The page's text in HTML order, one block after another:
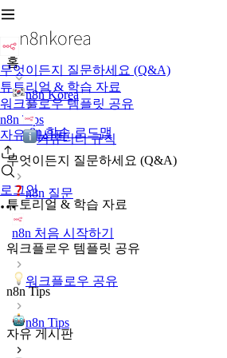
무엇이든지 질문하세요 (Q&A)
튜토리얼 & 학습 자료
워크플로우 템플릿 공유
n8n Tips
자유 게시판
로그인
홈
n8n Korea
n8n 학습 로드맵
커뮤니티 규칙
무엇이든지 질문하세요 (Q&A)
n8n 질문
튜토리얼 & 학습 자료
n8n 처음 시작하기
워크플로우 템플릿 공유
워크플로우 공유
n8n Tips
n8n Tips
자유 게시판